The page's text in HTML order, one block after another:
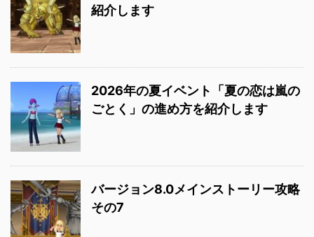
紹介します
2026年の夏イベント「夏の恋は嵐の
ごとく」の進め方を紹介します
バージョン8.0メインストーリー攻略
その7